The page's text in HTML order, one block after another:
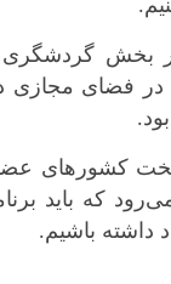
بخش
فضای مجازی
با اشاره به رویداد
که باید
داشته باشیم.